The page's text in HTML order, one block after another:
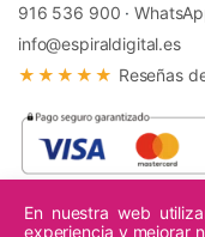
916 536 900 ·
info@espiraldigital.es
★★★★★ Reseñas
En nuestra web
experiencia y mejorar